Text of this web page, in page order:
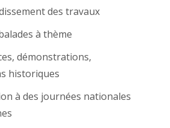
des travaux
à thème
démonstrations,
historiques
à des journées nationales